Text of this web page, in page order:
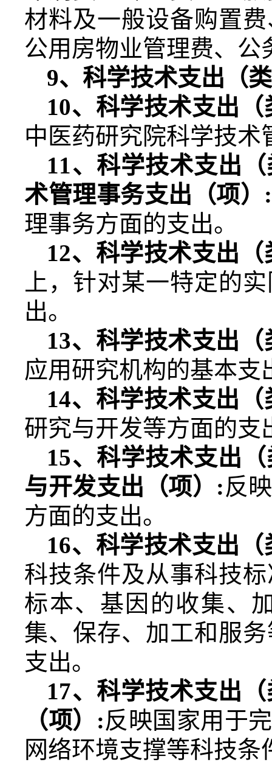
材料及一般设备购置
公用房物业管理费、
9、科学技术支出（
10、科学技术支出
中医药研究院科学技
11、科学技术支出
术管理事务支出（项） :
理事务方面的支出。
12、科学技术支出
上，针对某一特定的
出。
13、科学技术支出
应用研究机构的基本支
14、科学技术支出
研究与开发等方面的支
15、科学技术支出
与开发支出（项） :反
方面的支出。
16、科学技术支出
科技条件及从事科技
标本、基因的收集、
集、保存、加工和服
支出。
17、科学技术支出
（项） :反映国家用于
网络环境支撑等科技条